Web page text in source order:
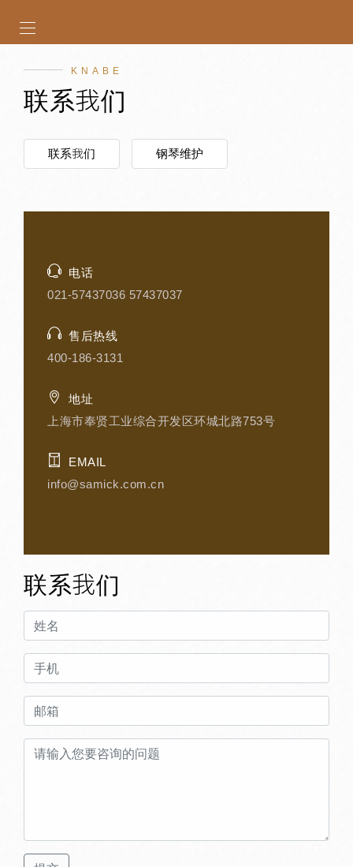
KNABE
联系我们
联系我们 钢琴维护
电话
021-57437036 57437037
售后热线
400-186-3131
地址
上海市奉贤工业综合开发区环城北路753号
EMAIL
info@samick.com.cn
联系我们